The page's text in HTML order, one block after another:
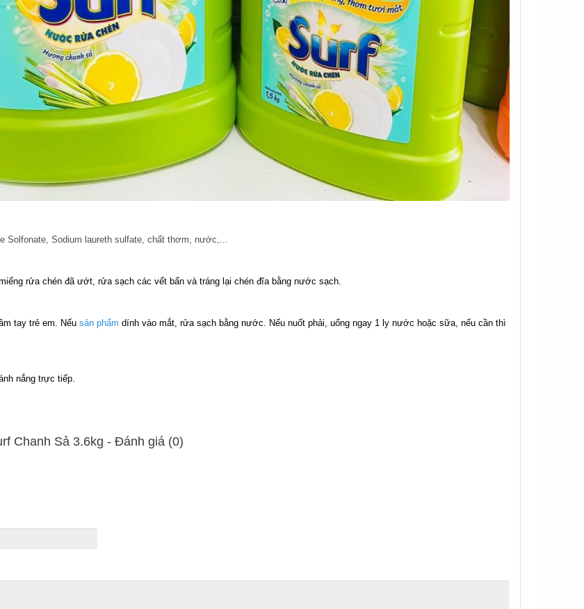
Solfonate, Sodium laureth sulfate, chất thơm, nước,...
rửa chén đã ướt, rửa sạch các vết bẩn và tráng lại chén đĩa bằng nước sạch.
tay trẻ em. Nếu sản phẩm dính vào mắt, rửa sạch bằng nước. Nếu nuốt phải, uống ngay 1 ly nước hoặc sữa, nếu cần thì
nắng trực tiếp.
Chanh Sả 3.6kg - Ðánh giá (0)